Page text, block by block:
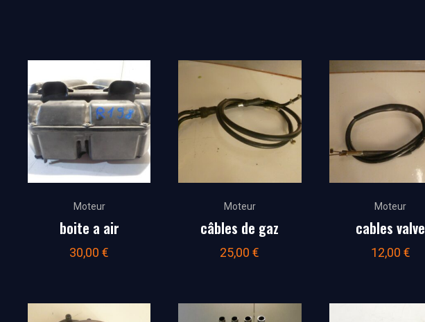
Moteur
boite a air
30,00€
Moteur
câbles de gaz
25,00€
Moteur
cables valve
12,00 €